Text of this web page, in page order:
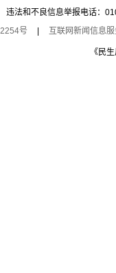
违法和不良信息举报电话：
号
互联网新闻信息
《民